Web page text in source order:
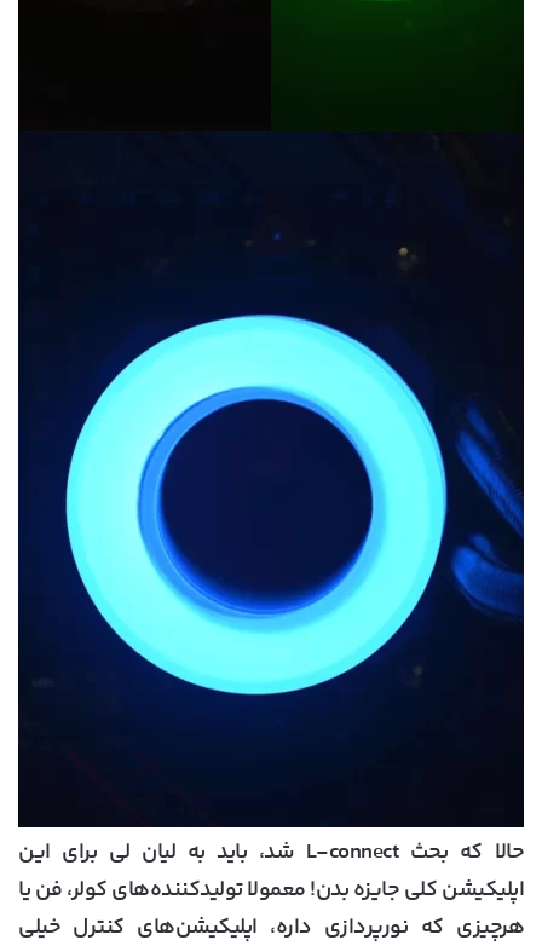
حالا که بحث L-connect شد، باید به لیان لی برای این
اپلیکیشن کلی جایزه بدن! معمولا تولیدکننده‌های کولر، فن یا
هرچیزی که نورپردازی داره، اپلیکیشن‌های کنترل خیلی